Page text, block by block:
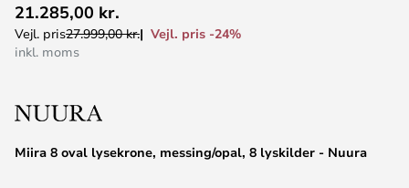
til
starten
Miira 8 oval lysekrone, messing/opal, 8 lyskilder - Nuura
21.285,00 kr.
Vejl. pris27.999,00 kr.
Vejl. pris -24%
inkl. moms